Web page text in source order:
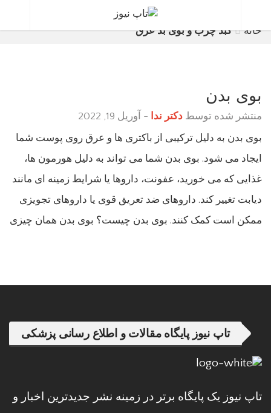
کبد چرب و بوی بد عرق
خانه کبد چرب و بوی بد عرق
بوی بدن
منتشر شده توسط دکتر ندا -
آوریل 19, 2022
بوی بدن به دلیل ترکیبی از باکتری ها و عرق روی پوست شما
ایجاد می شود. بوی بدن شما می تواند به دلیل هورمون ها،
غذایی که می خورید، عفونت، داروها یا شرایط زمینه ای مانند
دیابت تغییر کند. داروهای ضد تعریق قوی یا داروهای تجویزی
ممکن است کمک کنند. بوی بدن چیست؟ بوی بدن همان چیزی
تاپ نیوز پایگاه مقالات و اطلاع رسانی پزشکی
تاپ نیوز یک پایگاه برتر در زمینه نشر جدیدترین اخبار و